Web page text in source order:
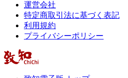
運営会社
特定商取引法に基づく表記
利用規約
プライバシーポリシー